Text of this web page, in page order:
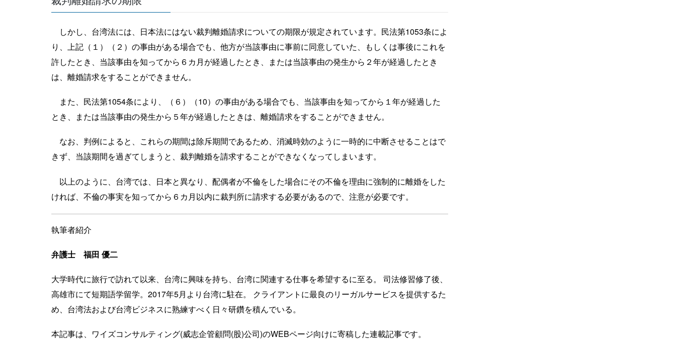
しかし、台湾法には、日本法にはない裁判離婚請求についての期限が規定されています。民法第1053条によ
り、上記（１）（２）の事由がある場合でも、他方が当該事由に事前に同意していた、もしくは事後にこれを
許したとき、当該事由を知ってから６カ月が経過したとき、または当該事由の発生から２年が経過したとき
は、離婚請求をすることができません。
また、民法第1054条により、（６）（10）の事由がある場合でも、当該事由を知ってから１年が経過した
とき、または当該事由の発生から５年が経過したときは、離婚請求をすることができません。
なお、判例によると、これらの期間は除斥期間であるため、消滅時効のように一時的に中断させることはで
きず、当該期間を過ぎてしまうと、裁判離婚を請求することができなくなってしまいます。
以上のように、台湾では、日本と異なり、配偶者が不倫をした場合にその不倫を理由に強制的に離婚をした
ければ、不倫の事実を知ってから６カ月以内に裁判所に請求する必要があるので、注意が必要です。
執筆者紹介
弁護士 福田 優二
大学時代に旅行で訪れて以来、台湾に興味を持ち、台湾に関連する仕事を希望するに至る。 司法修習修了後、
高雄市にて短期語学留学。2017年5月より台湾に駐在。 クライアントに最良のリーガルサービスを提供するた
め、台湾法および台湾ビジネスに熟練すべく日々研鑽を積んでいる。
本記事は、ワイズコンサルティング(威志企管顧問(股)公司)のWEBページ向けに寄稿した連載記事です。